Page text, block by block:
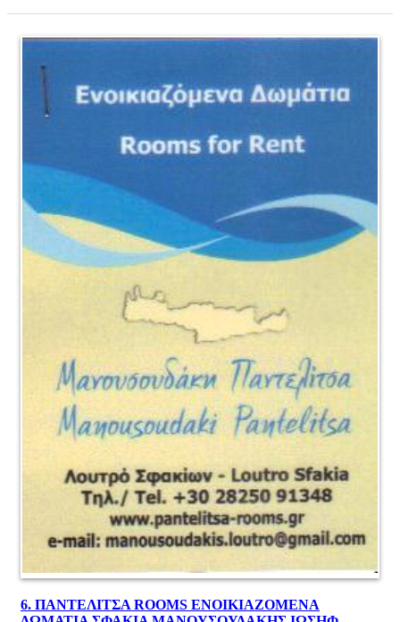
6. ΠΑΝΤΕΛΙΤΣΑ ROOMS ΕΝΟΙΚΙΑΖΟΜΕΝΑ